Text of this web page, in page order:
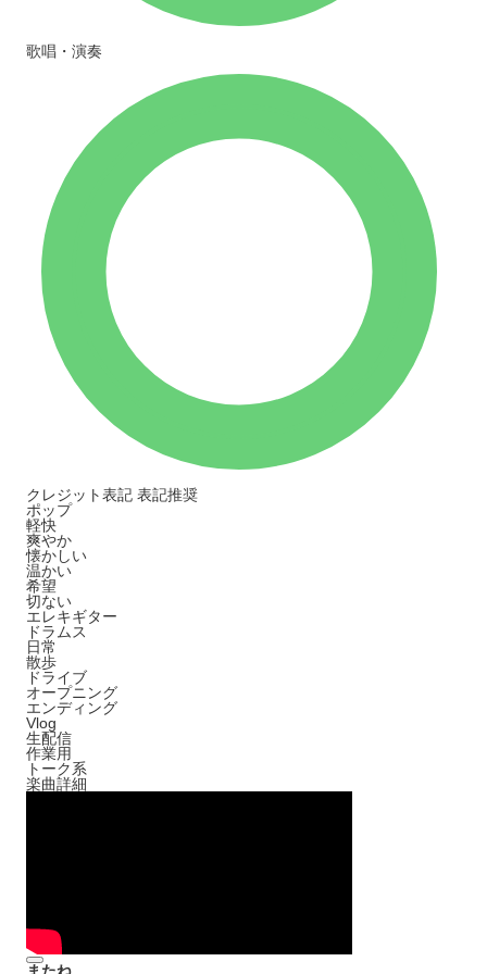
歌唱・演奏
クレジット表記 表記推奨
ポップ
軽快
爽やか
懐かしい
温かい
希望
切ない
エレキギター
ドラムス
日常
散歩
ドライブ
オープニング
エンディング
Vlog
生配信
作業用
トーク系
楽曲詳細